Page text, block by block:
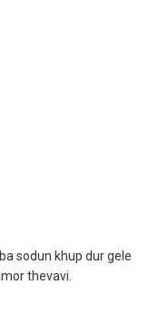
sodun khup dur gele
thevavi.